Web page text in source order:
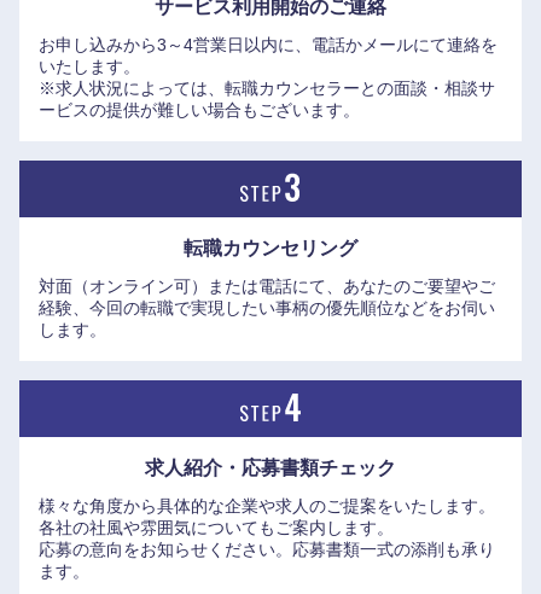
サービス利用開始のご連絡
お申し込みから3～4営業日以内に、電話かメールにて連絡を
いたします。
※求人状況によっては、転職カウンセラーとの面談・相談サ
ービスの提供が難しい場合もございます。
転職カウンセリング
対面（オンライン可）または電話にて、あなたのご要望やご
経験、今回の転職で実現したい事柄の優先順位などをお伺い
します。
求人紹介・応募書類チェック
様々な角度から具体的な企業や求人のご提案をいたします。
各社の社風や雰囲気についてもご案内します。
応募の意向をお知らせください。応募書類一式の添削も承り
ます。
滋賀県 京都府
大阪府 兵庫県